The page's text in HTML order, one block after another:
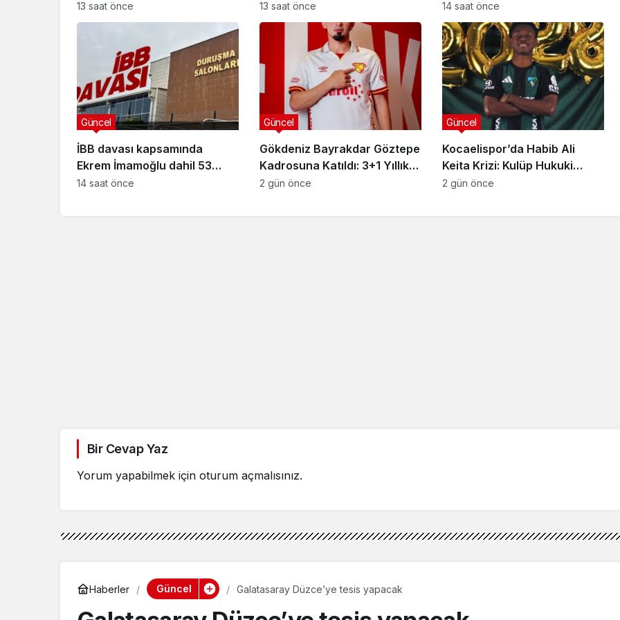
indirimsiz ağırlaştırılmış
müebbet hapis cezası verildi
13 saat önce
Davasında Yeni Gelişme
13 saat önce
Karşılaşmanın Detayları
14 saat önce
İBB davası kapsamında
Ekrem İmamoğlu dahil 53
sanığın tutukluluğuna devam
Güncel
14 saat önce
Gökdeniz Bayrakdar Göztepe
Kadrosuna Katıldı: 3+1 Yıllık
Anlaşma
Güncel
2 gün önce
Kocaelispor’da Habib Ali
Keita Krizi: Kulüp Hukuki
Süreç Başlatıyor
Güncel
2 gün önce
Bir Cevap Yaz
Yorum yapabilmek için oturum açmalısınız.
Haberler Güncel Galatasaray Düzce’ye tesis yapacak